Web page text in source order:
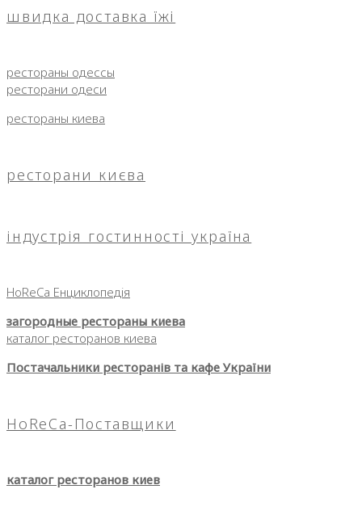
швидка доставка їжі
рестораны одессы
ресторани одеси
рестораны киева
ресторани києва
індустрія гостинності україна
HoReCa Енциклопедія
загородные рестораны киева
каталог ресторанов киева
Постачальники ресторанів та кафе України
HoReCa-Поставщики
каталог ресторанов киев